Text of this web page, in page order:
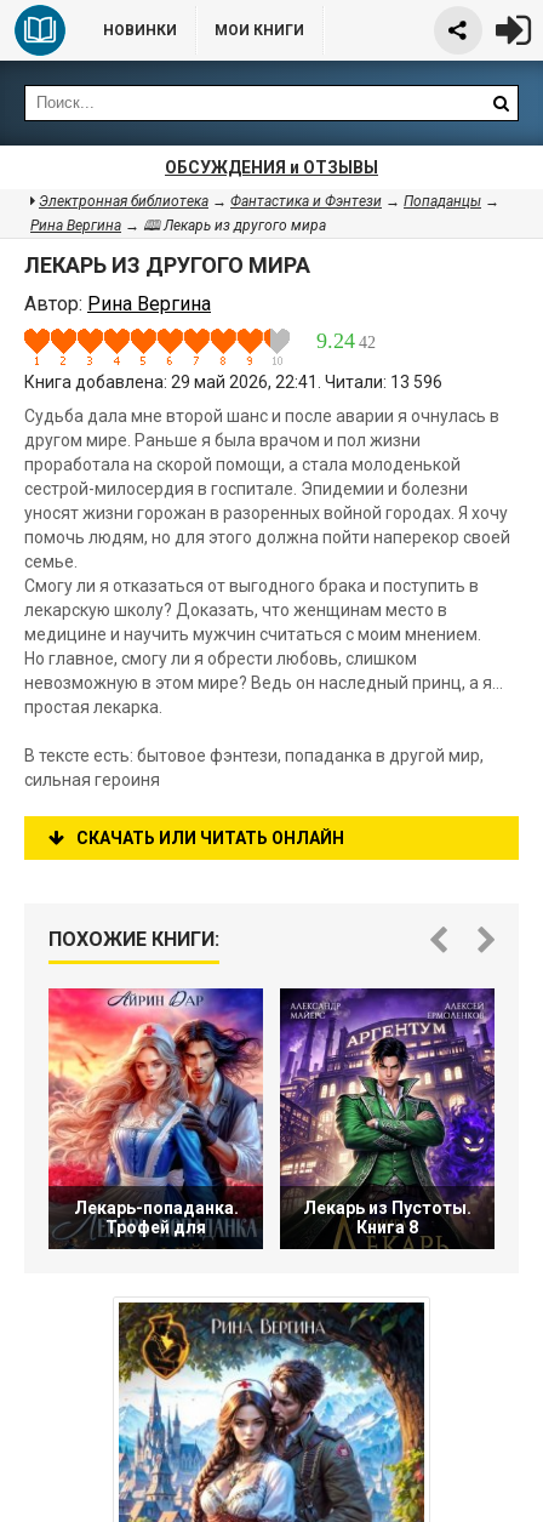
НОВИНКИ МОИ КНИГИ
ОБСУЖДЕНИЯ и ОТЗЫВЫ
Электронная библиотека → Фантастика и Фэнтези → Попаданцы →
Рина Вергина → 🕮 Лекарь из другого мира
ЛЕКАРЬ ИЗ ДРУГОГО МИРА
Автор: Рина Вергина
9.24 42
Книга добавлена: 29 май 2026, 22:41. Читали: 13 596
Судьба дала мне второй шанс и после аварии я очнулась в
другом мире. Раньше я была врачом и пол жизни
проработала на скорой помощи, а стала молоденькой
сестрой-милосердия в госпитале. Эпидемии и болезни
уносят жизни горожан в разоренных войной городах. Я хочу
помочь людям, но для этого должна пойти наперекор своей
семье.
Смогу ли я отказаться от выгодного брака и поступить в
лекарскую школу? Доказать, что женщинам место в
медицине и научить мужчин считаться с моим мнением.
Но главное, смогу ли я обрести любовь, слишком
невозможную в этом мире? Ведь он наследный принц, а я…
простая лекарка.
В тексте есть: бытовое фэнтези, попаданка в другой мир,
сильная героиня
СКАЧАТЬ ИЛИ ЧИТАТЬ ОНЛАЙН
ПОХОЖИЕ КНИГИ:
Лекарь-попаданка.
Трофей для
Лекарь из Пустоты.
Книга 8